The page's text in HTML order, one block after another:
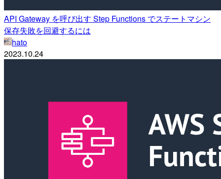
API Gateway を呼び出す Step Functions でステートマシン
保存失敗を回避するには
hato
2023.10.24